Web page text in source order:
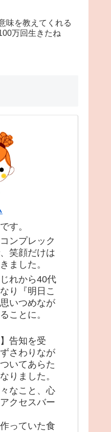
味を教えてくれる
万回生きたね
す。
ンプレック
笑顔だけは
ました。
れから40代
り『明日こ
いつめなが
ことに。
告知を受
さわりなが
いてあらた
りました。
なこと、心
クセスバー
っていた食